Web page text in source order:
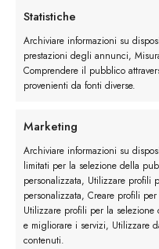
Statistiche
Archiviare informazioni su
prestazioni degli annunci,
Comprendere il pubblico
provenienti da fonti diverse.
Marketing
Archiviare informazioni su
limitati per la selezione della
personalizzata, Utilizzare profili
personalizzata, Creare profili
Utilizzare profili per la
e migliorare i servizi, Utilizzare
contenuti.
Precedente
Successivo→
Lascia un
Devi essere